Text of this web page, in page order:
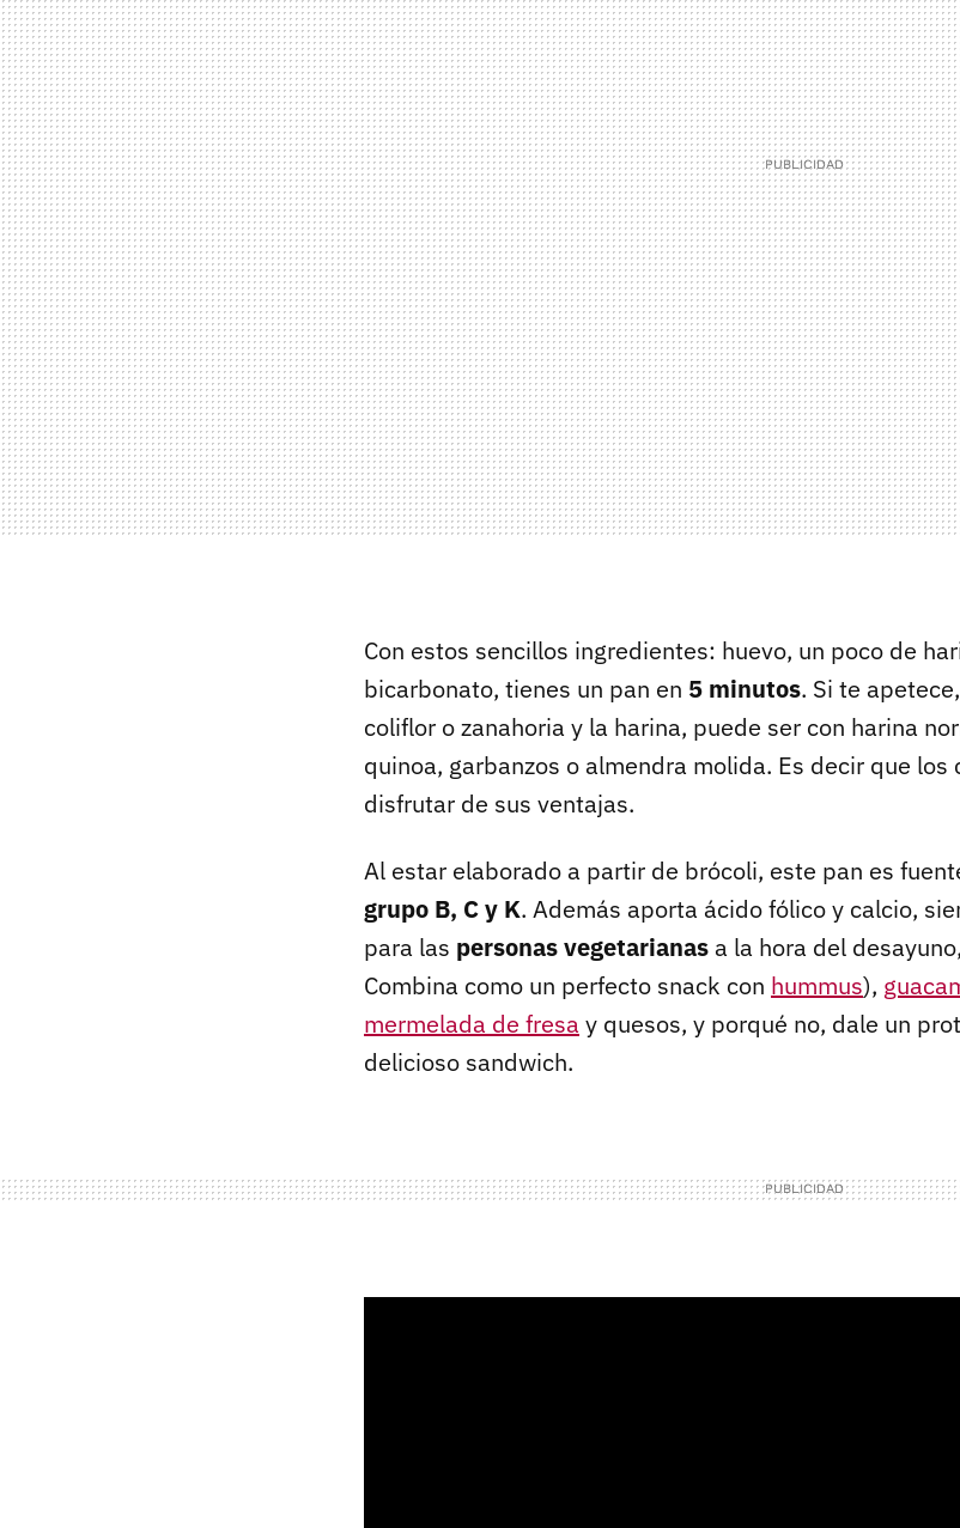
Con estos sencillos ingredientes: huevo, un poco de
bicarbonato, tienes un pan en 5 minutos. Si te
coliflor o zanahoria y la harina, puede ser con harina
quinoa, garbanzos o almendra molida. Es decir que
disfrutar de sus ventajas.
Al estar elaborado a partir de brócoli, este pan es
grupo B, C y K. Además aporta ácido fólico y calcio,
para las personas vegetarianas a la hora del
Combina como un perfecto snack con hummus),
mermelada de fresay quesos, y porqué no, dale un
delicioso sandwich.